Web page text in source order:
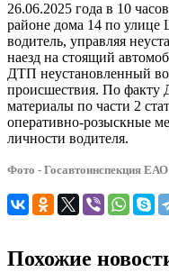
26.06.2025 года в 10
районе дома 14 по
водитель, управляя
наезд на стоящий
ДТП неустановленный
происшествия. По факту
материалы по части 2
оперативно-розыскные
личности водителя.
Фото - Госавтоинспекция ЕАО
Похожие